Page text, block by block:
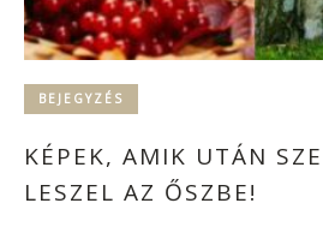
BEJEGYZÉS
KÉPEK, AMIK UTÁN
LESZEL AZ ŐSZBE!